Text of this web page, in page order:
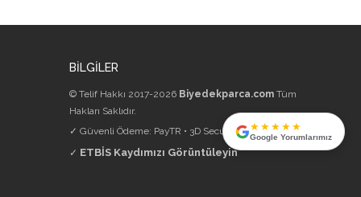
BİLGİLER
© Telif Hakkı 2017-2026 Biyedekparca.com Tüm
Hakları Saklıdır.
✓ Güvenli Ödeme: PayTR • 3D Secure • 256-bit SSL
✓ ETBİS Kaydımızı Görüntüleyin
★★★★★
Google Yorumlarımız